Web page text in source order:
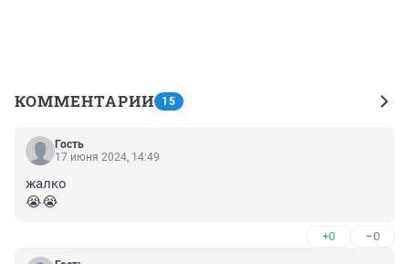
КОММЕНТАРИИ 15
Гость
17 июня 2024, 14:49
жалко
😭😭
+0 –0